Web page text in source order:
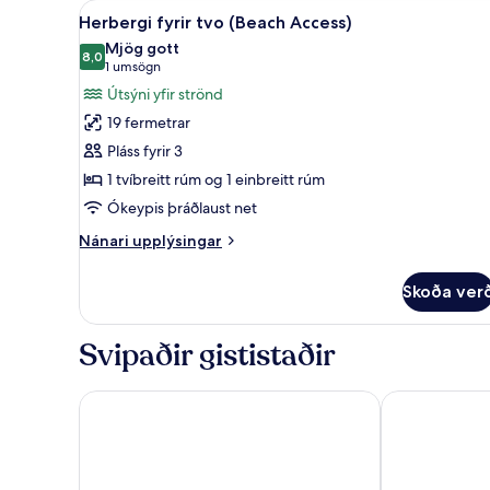
(Beach
Access)
Skoða
allar
myndir
fyrir
Herbergi
fyrir
tvo
(Beach
Access)
Herbergi fyrir tvo (Beach
2
Herbergi fyrir tvo (Beach Access)
8,08,0 af 10
Mjög gott
1 umsögn
(1
umsögn)
Útsýni yfir strönd
19 fermetrar
Pláss fyrir 3
1 tvíbreitt rúm og 1 einbreitt rúm
Ókeypis þráðlaust net
Nánari upplýsingar
Nánari
fyrir
(Beach
Access)
Skoða
Svipaðir gististaðir
Albergo Terme Villa Svizzera La Reginella